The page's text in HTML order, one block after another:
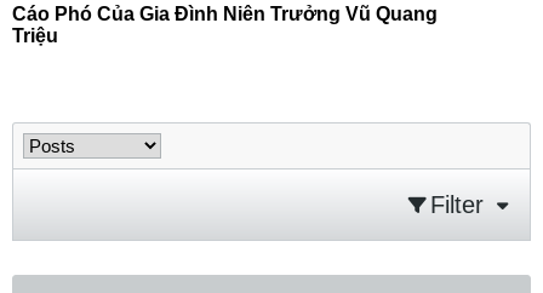
Cáo Phó Của Gia Đình Niên Trưởng Vũ Quang
Triệu
Filter